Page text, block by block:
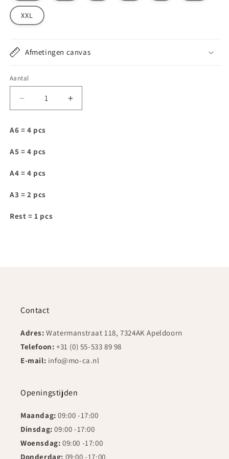
XXL
Afmetingen canvas
Aantal
Aantal
verlagen
IAM003
Aantal
verhogen
A6 = 4 pcs
A5 = 4 pcs
A4 = 4 pcs
A3 = 2 pcs
Rest = 1 pcs
Contact
Adres:Watermanstraat 118, 7324AK Apeldoorn
Telefoon: +31 (0) 55-533 89 98
E-mail: info@mo-ca.nl
Openingstijden
Maandag: 09:00 -17:00
Dinsdag:09:00 -17:00
Woensdag: 09:00 -17:00
Donderdag: 09:00 -17:00